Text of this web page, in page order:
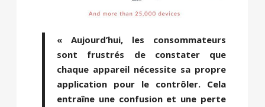
« Aujourd’hui, les consommateurs
sont frustrés de constater que
chaque appareil nécessite sa propre
application pour le contrôler. Cela
entraîne une confusion et une perte